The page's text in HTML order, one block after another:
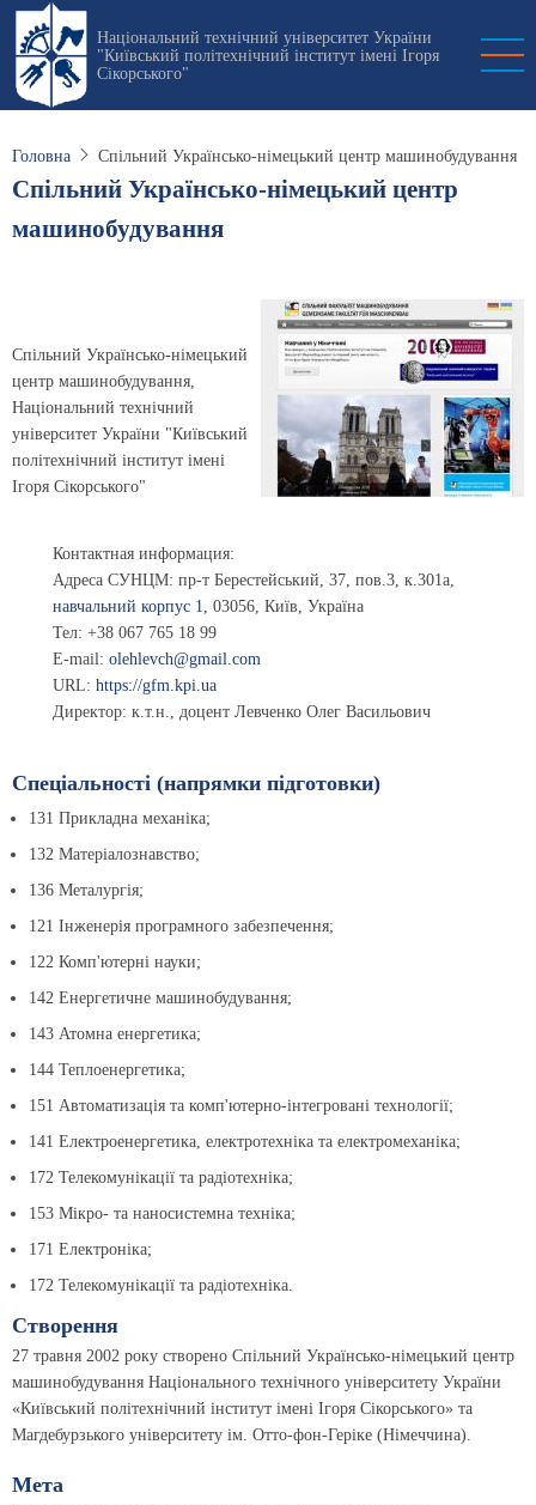
Перейти
основного
вмісту
Національний технічний університет України
"Київський політехнічний інститут імені Ігоря
Сікорського"
Головна Спільний Українсько-німецький центр машинобудування
Спільний Українсько-німецький центр
машинобудування
Спільний Українсько-німецький
центр машинобудування,
Національний технічний
університет України "Київський
політехнічний інститут імені
Ігоря Сікорського"
Контактная информация:
Адреса СУНЦМ: пр-т Берестейський, 37, пов.3, к.301а,
навчальний корпус 1, 03056, Київ, Україна
Тел: +38 067 765 18 99
E-mail: olehlevch@gmail.com
URL: https://gfm.kpi.ua
Директор: к.т.н., доцент Левченко Олег Васильович
Спеціальності (напрямки підготовки)
131 Прикладна механіка;
132 Матеріалознавство;
136 Металургія;
121 Інженерія програмного забезпечення;
122 Комп'ютерні науки;
142 Енергетичне машинобудування;
143 Атомна енергетика;
144 Теплоенергетика;
151 Автоматизація та комп'ютерно-інтегровані технології;
141 Електроенергетика, електротехніка та електромеханіка;
172 Телекомунікації та радіотехніка;
153 Мікро- та наносистемна техніка;
171 Електроніка;
172 Телекомунікації та радіотехніка.
Створення
27 травня 2002 року створено Спільний Українсько-німецький центр
машинобудування Національного технічного університету України
«Київський політехнічний інститут імені Ігоря Сікорського» та
Магдебурзького університету ім. Отто-фон-Геріке (Німеччина).
Мета